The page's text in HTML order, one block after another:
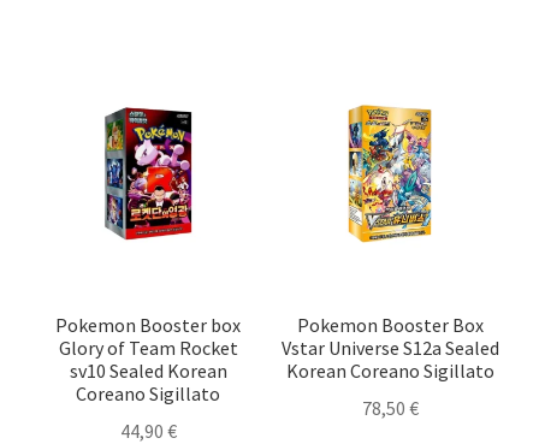
Pokemon Booster box
Glory of Team Rocket
sv10 Sealed Korean
Coreano Sigillato
44,90 €
Pokemon Booster Box
Vstar Universe S12a Sealed
Korean Coreano Sigillato
78,50€